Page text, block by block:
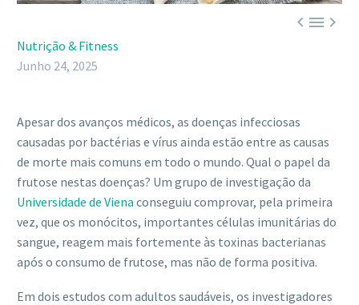

Nutrição & Fitness
Junho 24, 2025
Apesar dos avanços médicos, as doenças infecciosas
causadas por bactérias e vírus ainda estão entre as causas
de morte mais comuns em todo o mundo. Qual o papel da
frutose nestas doenças? Um grupo de investigação da
Universidade de Viena conseguiu comprovar, pela primeira
vez, que os monócitos, importantes células imunitárias do
sangue, reagem mais fortemente às toxinas bacterianas
após o consumo de frutose, mas não de forma positiva.
Em dois estudos com adultos saudáveis, os investigadores